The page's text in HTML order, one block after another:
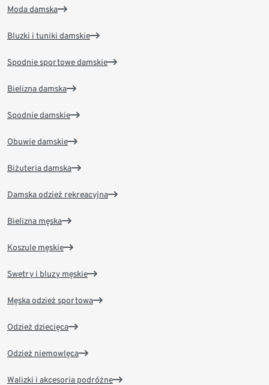
Moda damska
Bluzki i tuniki damskie
Spodnie sportowe damskie
Bielizna damska
Spodnie damskie
Obuwie damskie
Biżuteria damska
Damska odzież rekreacyjna
Bielizna męska
Koszule męskie
Swetry i bluzy męskie
Męska odzież sportowa
Odzież dziecięca
Odzież niemowlęca
Walizki i akcesoria podróżne